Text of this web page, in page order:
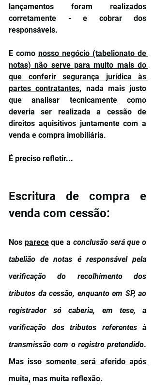
lançamentos foram realizados
corretamente - e cobrar dos
responsáveis.
E como nosso negócio (tabelionato de
notas) não serve para muito mais do
que conferir segurança jurídica às
partes contratantes, nada mais justo
que analisar tecnicamente como
deveria ser realizada a cessão de
direitos aquisitivos juntamente com a
venda e compra imobiliária.
É preciso refletir...
Escritura de compra e
venda com cessão:
Nos parece que a conclusão será que o
tabelião de notas é responsável pela
verificação do recolhimento dos
tributos da cessão, enquanto em SP, ao
registrador só caberia, em tese, a
verificação dos tributos referentes à
transmissão com o registro pretendido.
Mas isso somente será aferido após
muita, mas muita reflexão.